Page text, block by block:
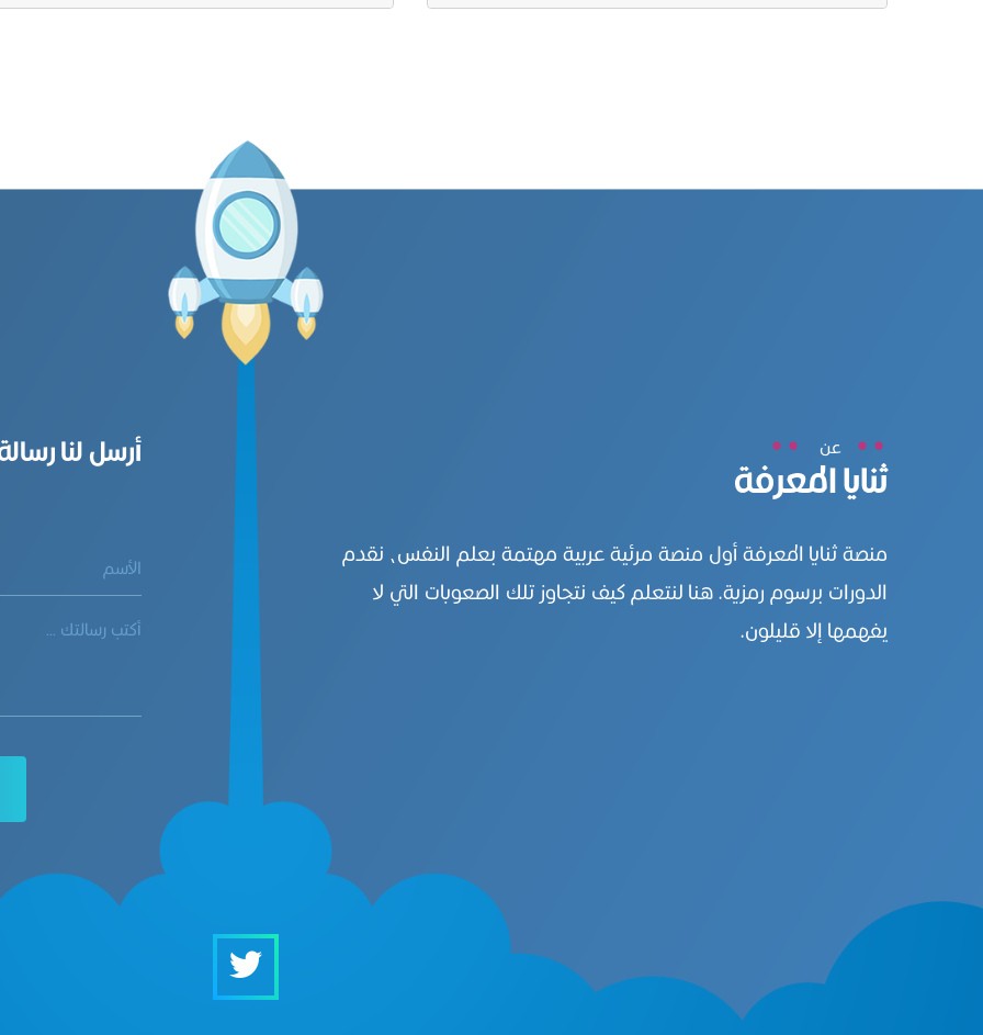
عن
ثنايا المعرفة
منصة ثنايا المعرفة أول منصة مرئية عربية مهتمة بعلم النفس، نقدم
الدورات برسوم رمزية. هنا لنتعلم كيف نتجاوز تلك الصعوبات التي لا
يفهمها إلا قليلون.
أرسل لنا